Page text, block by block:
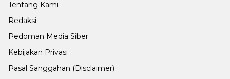
Tentang Kami
Redaksi
Pedoman Media Siber
Kebijakan Privasi
Pasal Sanggahan (Disclaimer)